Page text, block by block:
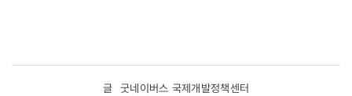
글 굿네이버스 국제개발정책센터